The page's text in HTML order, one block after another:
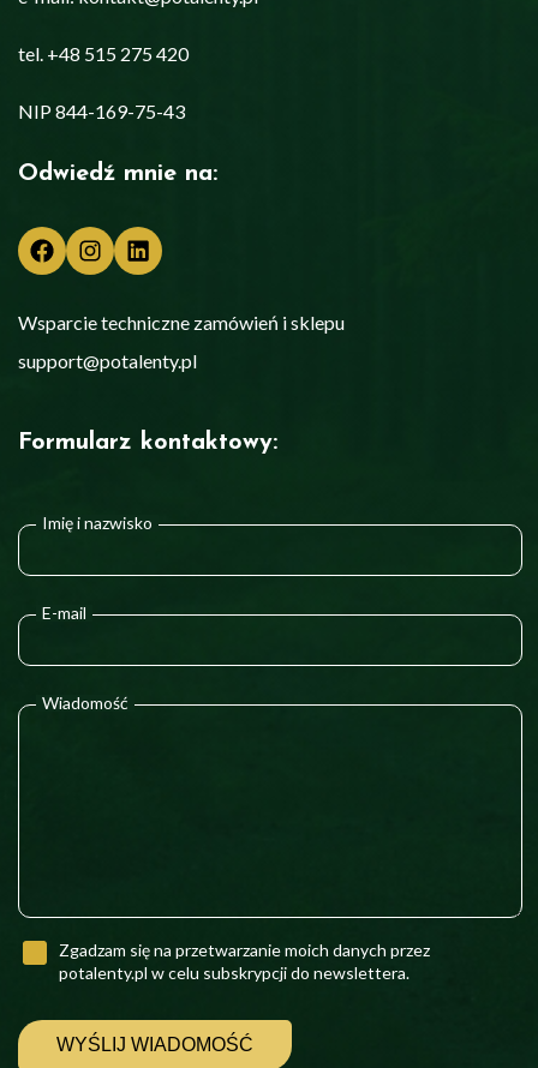
tel. +48 515 275 420
NIP 844-169-75-43
Odwiedź mnie na:
Instagram
Wsparcie techniczne zamówień i sklepu
support@potalenty.pl
Formularz kontaktowy:
Imię i nazwisko
E-mail
Wiadomość
Zgadzam się na przetwarzanie moich danych przez
potalenty.pl w celu subskrypcji do newslettera.